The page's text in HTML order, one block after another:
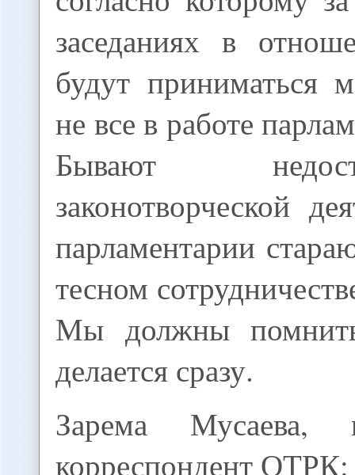
заседаниях в
будут приниматься
не все в работе
Бывают
законотворческой
парламентарии
тесном
Мы должны
делается сразу.
Зарема Мусаева,
корреспондент ОТРК: